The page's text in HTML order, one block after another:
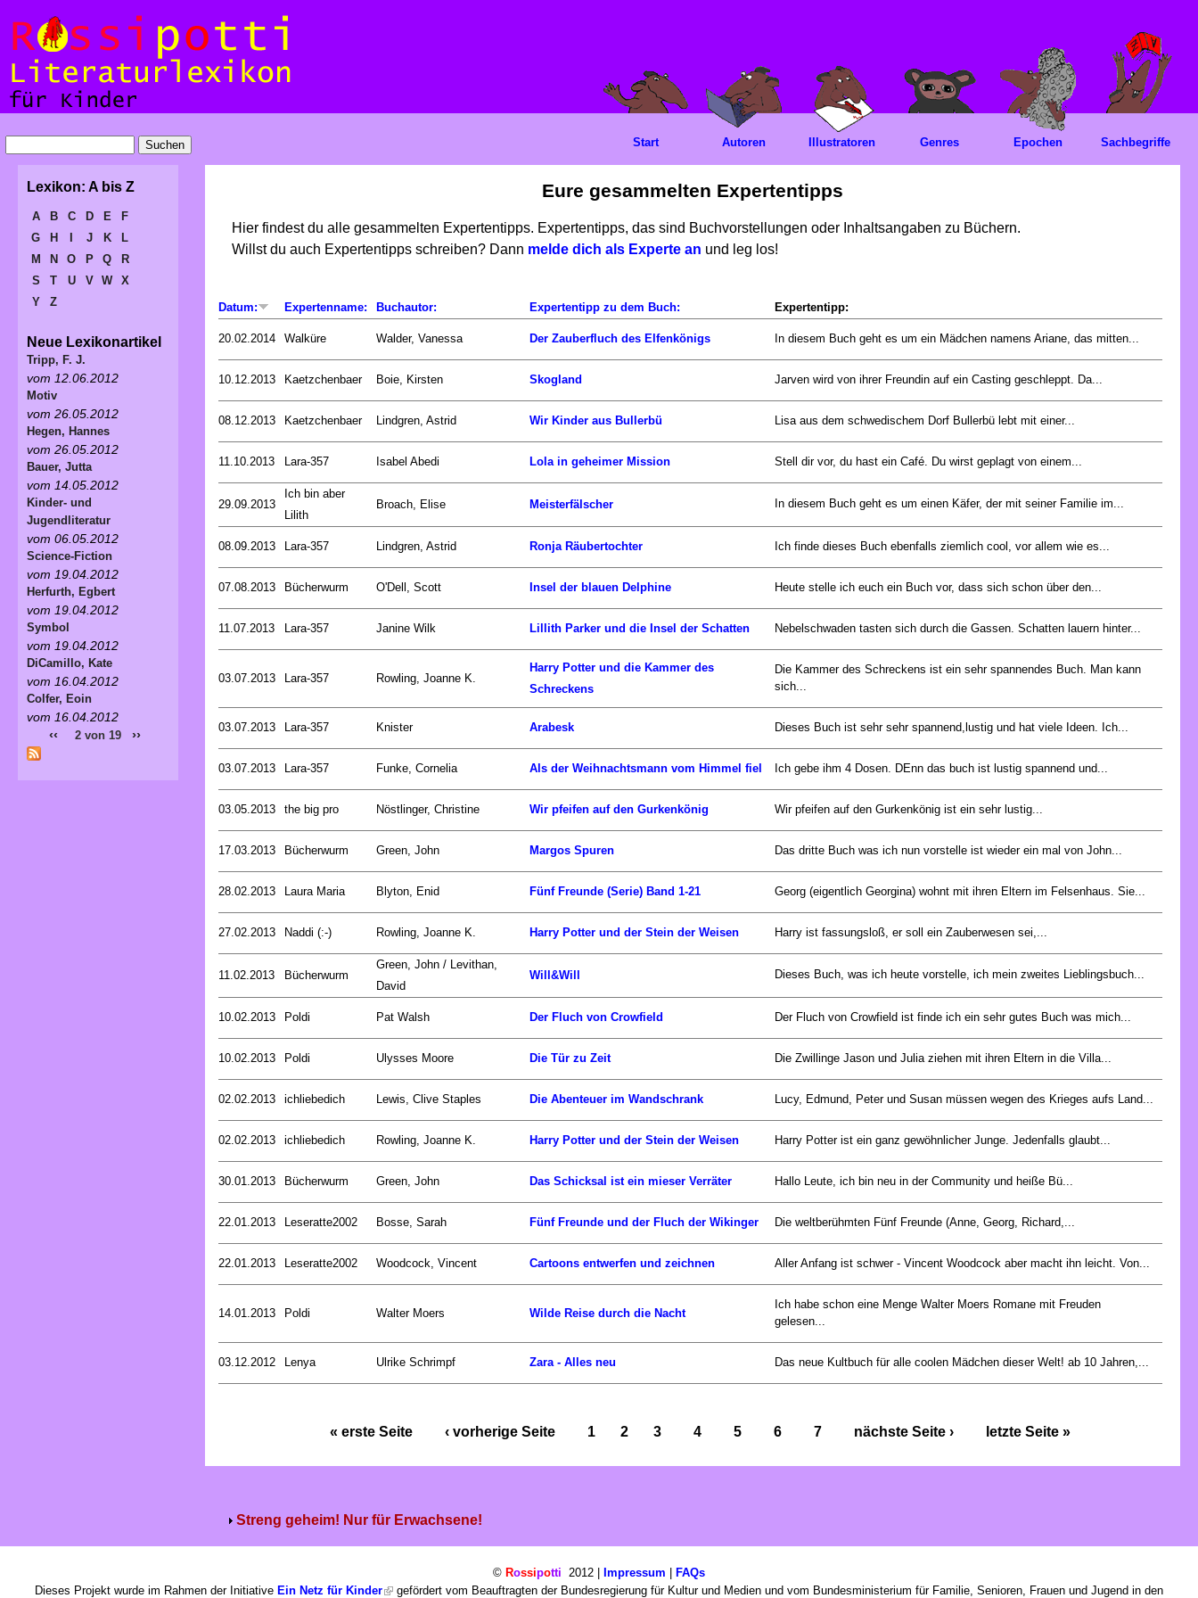
Eure gesammelten Expertentipps
Hier findest du alle gesammelten Expertentipps. Expertentipps, das sind Buchvorstellungen oder Inhaltsangaben zu Büchern.
Willst du auch Expertentipps schreiben? Dann melde dich als Experte an und leg los!
Datum: Expertenname: Buchautor: Expertentipp zu dem Buch: Expertentipp:
20.02.2014 Walküre Walder, Vanessa Der Zauberfluch des Elfenkönigs In diesem Buch geht es um ein Mädchen namens Ariane, das mitten...
10.12.2013 Kaetzchenbaer Boie, Kirsten Skogland Jarven wird von ihrer Freundin auf ein Casting geschleppt. Da...
08.12.2013 Kaetzchenbaer Lindgren, Astrid Wir Kinder aus Bullerbü Lisa aus dem schwedischem Dorf Bullerbü lebt mit einer...
11.10.2013 Lara-357 Isabel Abedi Lola in geheimer Mission Stell dir vor, du hast ein Café. Du wirst geplagt von einem...
29.09.2013
Ich bin aber
Lilith
Broach, Elise Meisterfälscher In diesem Buch geht es um einen Käfer, der mit seiner Familie im...
08.09.2013 Lara-357 Lindgren, Astrid Ronja Räubertochter Ich finde dieses Buch ebenfalls ziemlich cool, vor allem wie es...
07.08.2013 Bücherwurm O'Dell, Scott Insel der blauen Delphine Heute stelle ich euch ein Buch vor, dass sich schon über den...
11.07.2013 Lara-357 Janine Wilk Lillith Parker und die Insel der Schatten Nebelschwaden tasten sich durch die Gassen. Schatten lauern hinter...
03.07.2013 Lara-357 Rowling, Joanne K.
Harry Potter und die Kammer des
Schreckens
Die Kammer des Schreckens ist ein sehr spannendes Buch. Man kann
sich...
03.07.2013 Lara-357 Knister Arabesk Dieses Buch ist sehr sehr spannend,lustig und hat viele Ideen. Ich...
03.07.2013 Lara-357 Funke, Cornelia Als der Weihnachtsmann vom Himmel fiel Ich gebe ihm 4 Dosen. DEnn das buch ist lustig spannend und...
03.05.2013 the big pro Nöstlinger, Christine Wir pfeifen auf den Gurkenkönig Wir pfeifen auf den Gurkenkönig ist ein sehr lustig...
17.03.2013 Bücherwurm Green, John Margos Spuren Das dritte Buch was ich nun vorstelle ist wieder ein mal von John...
28.02.2013 Laura Maria Blyton, Enid Fünf Freunde (Serie) Band 1-21 Georg (eigentlich Georgina) wohnt mit ihren Eltern im Felsenhaus. Sie...
27.02.2013 Naddi (:-) Rowling, Joanne K. Harry Potter und der Stein der Weisen Harry ist fassungsloß, er soll ein Zauberwesen sei,...
11.02.2013 Bücherwurm
Green, John / Levithan,
David
Will&Will Dieses Buch, was ich heute vorstelle, ich mein zweites Lieblingsbuch...
10.02.2013 Poldi Pat Walsh Der Fluch von Crowfield Der Fluch von Crowfield ist finde ich ein sehr gutes Buch was mich...
10.02.2013 Poldi Ulysses Moore Die Tür zu Zeit Die Zwillinge Jason und Julia ziehen mit ihren Eltern in die Villa...
02.02.2013 ichliebedich Lewis, Clive Staples Die Abenteuer im Wandschrank Lucy, Edmund, Peter und Susan müssen wegen des Krieges aufs Land...
02.02.2013 ichliebedich Rowling, Joanne K. Harry Potter und der Stein der Weisen Harry Potter ist ein ganz gewöhnlicher Junge. Jedenfalls glaubt...
30.01.2013 Bücherwurm Green, John Das Schicksal ist ein mieser Verräter Hallo Leute, ich bin neu in der Community und heiße Bü...
22.01.2013 Leseratte2002 Bosse, Sarah Fünf Freunde und der Fluch der Wikinger Die weltberühmten Fünf Freunde (Anne, Georg, Richard,...
22.01.2013 Leseratte2002 Woodcock, Vincent Cartoons entwerfen und zeichnen Aller Anfang ist schwer - Vincent Woodcock aber macht ihn leicht. Von...
14.01.2013 Poldi Walter Moers Wilde Reise durch die Nacht
Ich habe schon eine Menge Walter Moers Romane mit Freuden
gelesen...
03.12.2012 Lenya Ulrike Schrimpf Zara - Alles neu Das neue Kultbuch für alle coolen Mädchen dieser Welt! ab 10 Jahren,...
« erste Seite ‹ vorherige Seite 1 2 3 4 5 6 7 nächste Seite › letzte Seite »
Streng geheim! Nur für Erwachsene!
Start Autoren Illustratoren Genres Epochen Sachbegriffe
Lexikon: A bis Z
A B C D E
F
G
H J K
L
M
N O P Q
R
S
T U V W
X
Y
Z
Neue Lexikonartikel
Tripp, F. J.
vom 12.06.2012
Motiv
vom 26.05.2012
Hegen, Hannes
vom 26.05.2012
Bauer, Jutta
vom 14.05.2012
Kinder- und
Jugendliteratur
vom 06.05.2012
Science-Fiction
vom 19.04.2012
Herfurth, Egbert
vom 19.04.2012
Symbol
vom 19.04.2012
DiCamillo, Kate
vom 16.04.2012
Colfer, Eoin
vom 16.04.2012
‹‹ 2 von 19 ››
© Rossipotti 2012 | Impressum | FAQs
Dieses Projekt wurde im Rahmen der Initiative Ein Netz für Kinder gefördert vom Beauftragten der Bundesregierung für Kultur und Medien und vom Bundesministerium für Familie, Senioren, Frauen und Jugend in den